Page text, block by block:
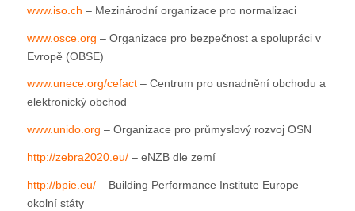
www.iso.ch – Mezinárodní organizace pro normalizaci
www.osce.org – Organizace pro bezpečnost a spolupráci v
Evropě (OBSE)
www.unece.org/cefact– Centrum pro usnadnění obchodu a
elektronický obchod
www.unido.org – Organizace pro průmyslový rozvoj OSN
http://zebra2020.eu/– eNZB dle zemí
http://bpie.eu/– Building Performance Institute Europe –
okolní státy